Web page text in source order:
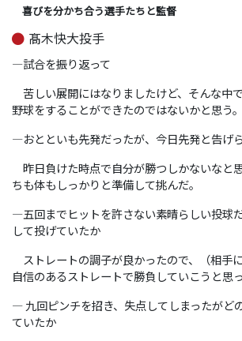
喜びを分かち合う選手たちと監督
髙木快大投手
―試合を振り返って
苦しい展開にはなりましたけど、そんな中
野球をすることができたのではないかと思う。
―おとといも先発だったが、今日先発と告げ
昨日負けた時点で自分が勝つしかないなと
ちも体もしっかりと準備して挑んだ。
―五回までヒットを許さない素晴らしい投球
して投げていたか
ストレートの調子が良かったので、（相手
自信のあるストレートで勝負していこうと思っ
― 九回ピンチを招き、失点してしまったがど
ていたか